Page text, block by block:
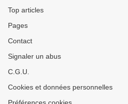
Top articles
Pages
Contact
Signaler un abus
C.G.U.
Cookies et données personnelles